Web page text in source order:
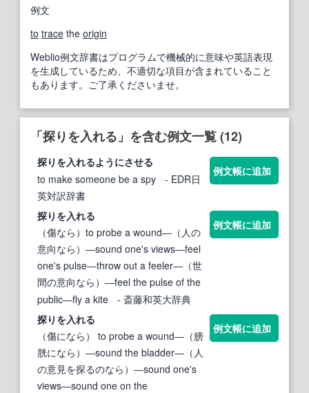
例文
to trace the origin
Weblio例文辞書はプログラムで機械的に意味や英語表現
を生成しているため、不適切な項目が含まれていること
もあります。ご了承くださいませ。
「探りを入れる」を含む例文一覧 (12)
探りを入れるようにさせる
to make someone be a spy
- EDR日
英対訳辞書
例文帳に追加
探りを入れる
（傷なら）to probe a wound―（人の
意向なら）―sound one's views―feel
one's pulse―throw out a feeler―（世
間の意向なら）―feel the pulse of the
public―fly a kite
- 斎藤和英大辞典
例文帳に追加
探りを入れる
（傷になら） to probe a wound―（膀
胱になら）―sound the bladder―（人
の意見を探るのなら）―sound one's
views―sound one on the
例文帳に追加